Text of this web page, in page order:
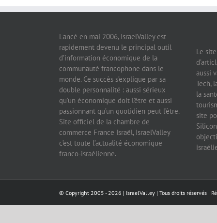
Lancé en mai 2006, IsraelValley est
rapidement devenu le principal outil
d’information économique de la
communauté francophone dans le
monde. Ce succès s’explique par sa
double personnalité : aussi sérieux
qu’un économique doit l’être et aussi
passionnant qu’un quotidien peut l’être.
Site officiel de la chambre de
commerce France Israël, IsraelValley
c’est toute l’actualité économique
franco-israélienne.
Le
aussi
Tech,
la
site
© Copyright 2005 -2026 | IsraelValley | Tous droits réservés |